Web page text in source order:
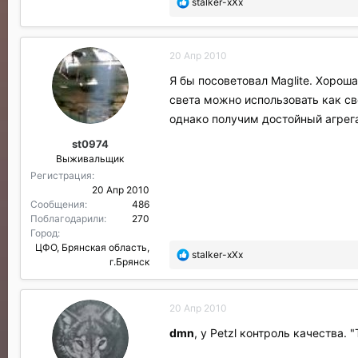
б
а
о
д
а
st0974
Выживальщик
Регистрация
20 Апр 2010
Сообщения
486
Поблагодарили
270
Город
ЦФО, Брянская область,
г.Брянск
20 Апр 2010
Я бы посоветовал Maglite.
света можно использовать как
однако получим достойный
П
б
а
о
stalker-xXx
20 Апр 2010
dmn, у Petzl контроль качества.